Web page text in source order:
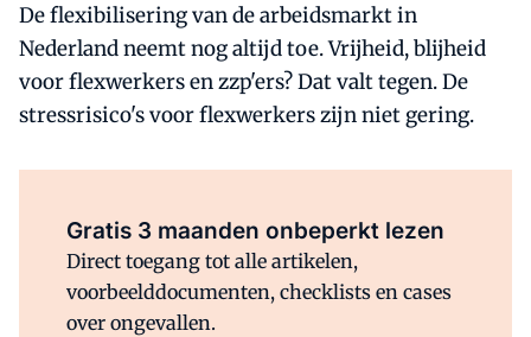
De flexibilisering van de arbeidsmarkt in
Nederland neemt nog altijd toe. Vrijheid, blijheid
voor flexwerkers en zzp'ers? Dat valt tegen. De
stressrisico's voor flexwerkers zijn niet gering.
Gratis 3 maanden onbeperkt lezen
Direct toegang tot alle artikelen,
voorbeelddocumenten, checklists en cases
over ongevallen.